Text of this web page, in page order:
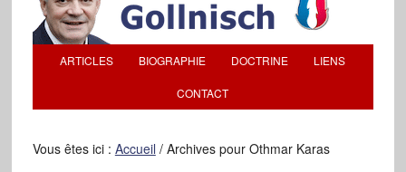
ARTICLES BIOGRAPHIE DOCTRINE LIENS
CONTACT
Vous êtes ici : Accueil /Archives pour Othmar Karas